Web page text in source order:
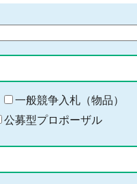
一般競争入札（物品）
公募型プロポーザル